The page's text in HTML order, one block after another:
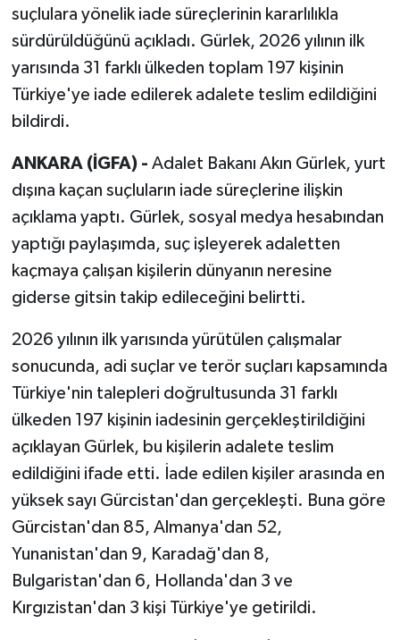
suçlulara yönelik iade süreçlerinin kararlılıkla
sürdürüldüğünü açıkladı. Gürlek, 2026 yılının ilk
yarısında 31 farklı ülkeden toplam 197 kişinin
Türkiye'ye iade edilerek adalete teslim edildiğini
bildirdi.
ANKARA (İGFA) - Adalet Bakanı Akın Gürlek, yurt
dışına kaçan suçluların iade süreçlerine ilişkin
açıklama yaptı. Gürlek, sosyal medya hesabından
yaptığı paylaşımda, suç işleyerek adaletten
kaçmaya çalışan kişilerin dünyanın neresine
giderse gitsin takip edileceğini belirtti.
2026 yılının ilk yarısında yürütülen çalışmalar
sonucunda, adi suçlar ve terör suçları kapsamında
Türkiye'nin talepleri doğrultusunda 31 farklı
ülkeden 197 kişinin iadesinin gerçekleştirildiğini
açıklayan Gürlek, bu kişilerin adalete teslim
edildiğini ifade etti. İade edilen kişiler arasında en
yüksek sayı Gürcistan'dan gerçekleşti. Buna göre
Gürcistan'dan 85, Almanya'dan 52,
Yunanistan'dan 9, Karadağ'dan 8,
Bulgaristan'dan 6, Hollanda'dan 3 ve
Kırgızistan'dan 3 kişi Türkiye'ye getirildi.